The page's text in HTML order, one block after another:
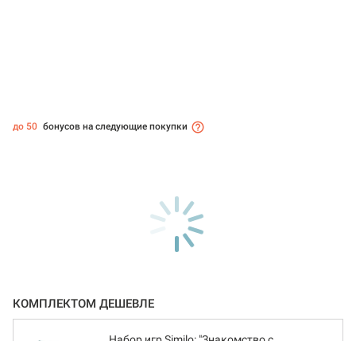
до 50 бонусов на следующие покупки
КОМПЛЕКТОМ ДЕШЕВЛЕ